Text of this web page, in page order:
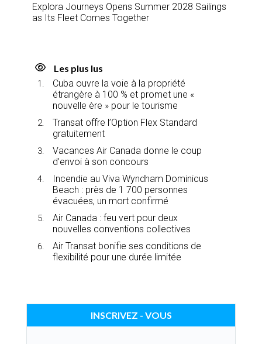
Explora Journeys Opens Summer 2028 Sailings
as Its Fleet Comes Together
Les plus lus
Cuba ouvre la voie à la propriété
étrangère à 100 % et promet une «
nouvelle ère » pour le tourisme
Transat offre l’Option Flex Standard
gratuitement
Vacances Air Canada donne le coup
d’envoi à son concours
Incendie au Viva Wyndham Dominicus
Beach : près de 1 700 personnes
évacuées, un mort confirmé
Air Canada : feu vert pour deux
nouvelles conventions collectives
Air Transat bonifie ses conditions de
flexibilité pour une durée limitée
INSCRIVEZ - VOUS